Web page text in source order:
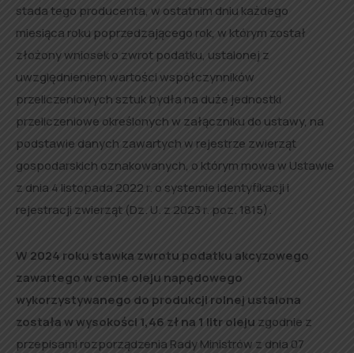
stada tego producenta, w ostatnim dniu każdego
miesiąca roku poprzedzającego rok, w którym został
złożony wniosek o zwrot podatku, ustalonej z
uwzględnieniem wartości współczynników
przeliczeniowych sztuk bydła na duże jednostki
przeliczeniowe określonych w załączniku do ustawy, na
podstawie danych zawartych w rejestrze zwierząt
gospodarskich oznakowanych, o którym mowa w Ustawie
z dnia 4 listopada 2022 r. o systemie identyfikacji i
rejestracji zwierząt (Dz. U. z 2023 r. poz. 1815).
W 2024 roku stawka zwrotu podatku akcyzowego
zawartego w cenie oleju napędowego
wykorzystywanego do produkcji rolnej ustalona
została w wysokości 1,46 zł na 1 litr oleju zgodnie z
przepisami rozporządzenia Rady Ministrów z dnia 07